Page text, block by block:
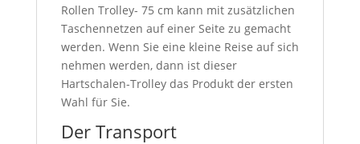
Rollen Trolley- 75 cm kann mit zusätzlichen
Taschennetzen auf einer Seite zu gemacht
werden. Wenn Sie eine kleine Reise auf sich
nehmen werden, dann ist dieser
Hartschalen-Trolley das Produkt der ersten
Wahl für Sie.
Der Transport